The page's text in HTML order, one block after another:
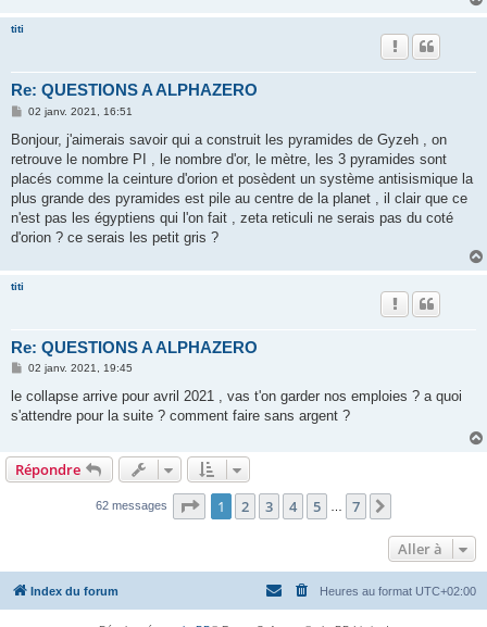
titi
Re: QUESTIONS A ALPHAZERO
M
s
a
g
02 janv. 2021, 16:51
Bonjour, j'aimerais savoir qui a construit les pyramides de Gyzeh , on
retrouve le nombre PI , le nombre d'or, le mètre, les 3 pyramides sont
placés comme la ceinture d'orion et posèdent un système antisismique la
plus grande des pyramides est pile au centre de la planet , il clair que ce
n'est pas les égyptiens qui l'on fait , zeta reticuli ne serais pas du coté
d'orion ? ce serais les petit gris ?
titi
Re: QUESTIONS A ALPHAZERO
M
s
a
02 janv. 2021, 19:45
le collapse arrive pour avril 2021 , vas t'on garder nos emploies ? a quoi
s'attendre pour la suite ? comment faire sans argent ?
Répondre
62 messages Page 1sur7
1 2 3 4 5 7
Aller à
Index du forum Heures au format UTC+02:00